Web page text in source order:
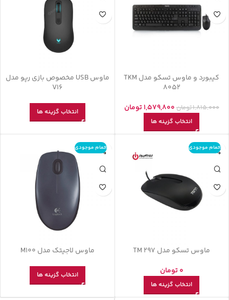
کیبورد و ماوس تسکو مدل TKM
8052
1,815,000تومان 1,579,800تومان
انتخاب گزینه ها
ماوس USB مخصوص بازی رپو مدل
V16
انتخاب گزینه ها
اتمام موجودی
ماوس تسکو مدل TM 297
0تومان
انتخاب گزینه ها
اتمام موجودی
ماوس لاجیتک مدل M100
انتخاب گزینه ها